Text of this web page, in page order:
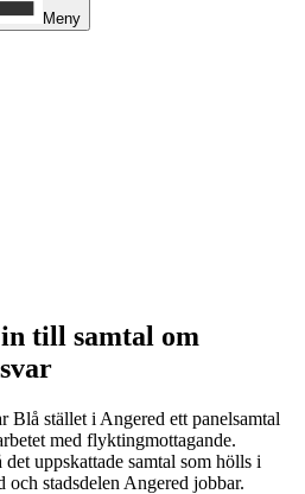
Meny
till samtal om
Blå stället i Angered ett panelsamtal
med flyktingmottagande.
uppskattade samtal som hölls i
och stadsdelen Angered jobbar.